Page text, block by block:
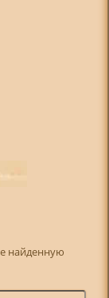
найденную